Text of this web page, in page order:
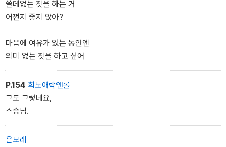
쓸데없는 짓을 하는 거
어쩐지 좋지 않아?
마음에 여유가 있는 동안엔
의미 없는 짓을 하고 싶어
P.154 희노애락앤롤
그도 그렇네요,
스승님.
은모래